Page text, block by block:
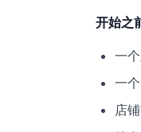
开始之
一
一
店